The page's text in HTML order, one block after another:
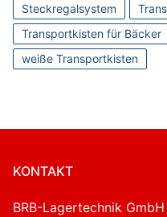
Steckregalsystem
Transportkisten für Bäcker
weiße Transportkisten
KONTAKT
BRB-Lagertechnik GmbH